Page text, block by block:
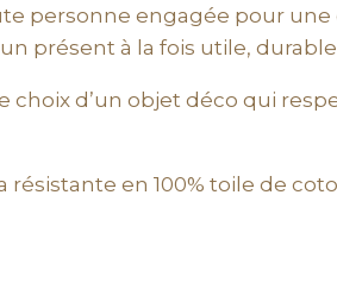
personne engagée pour
présent à la fois utile,
choix d’un objet déco qui
résistante en 100% toile de